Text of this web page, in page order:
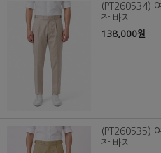
(PT260534)
작 바지
138,000원
(PT260535)
작 바지